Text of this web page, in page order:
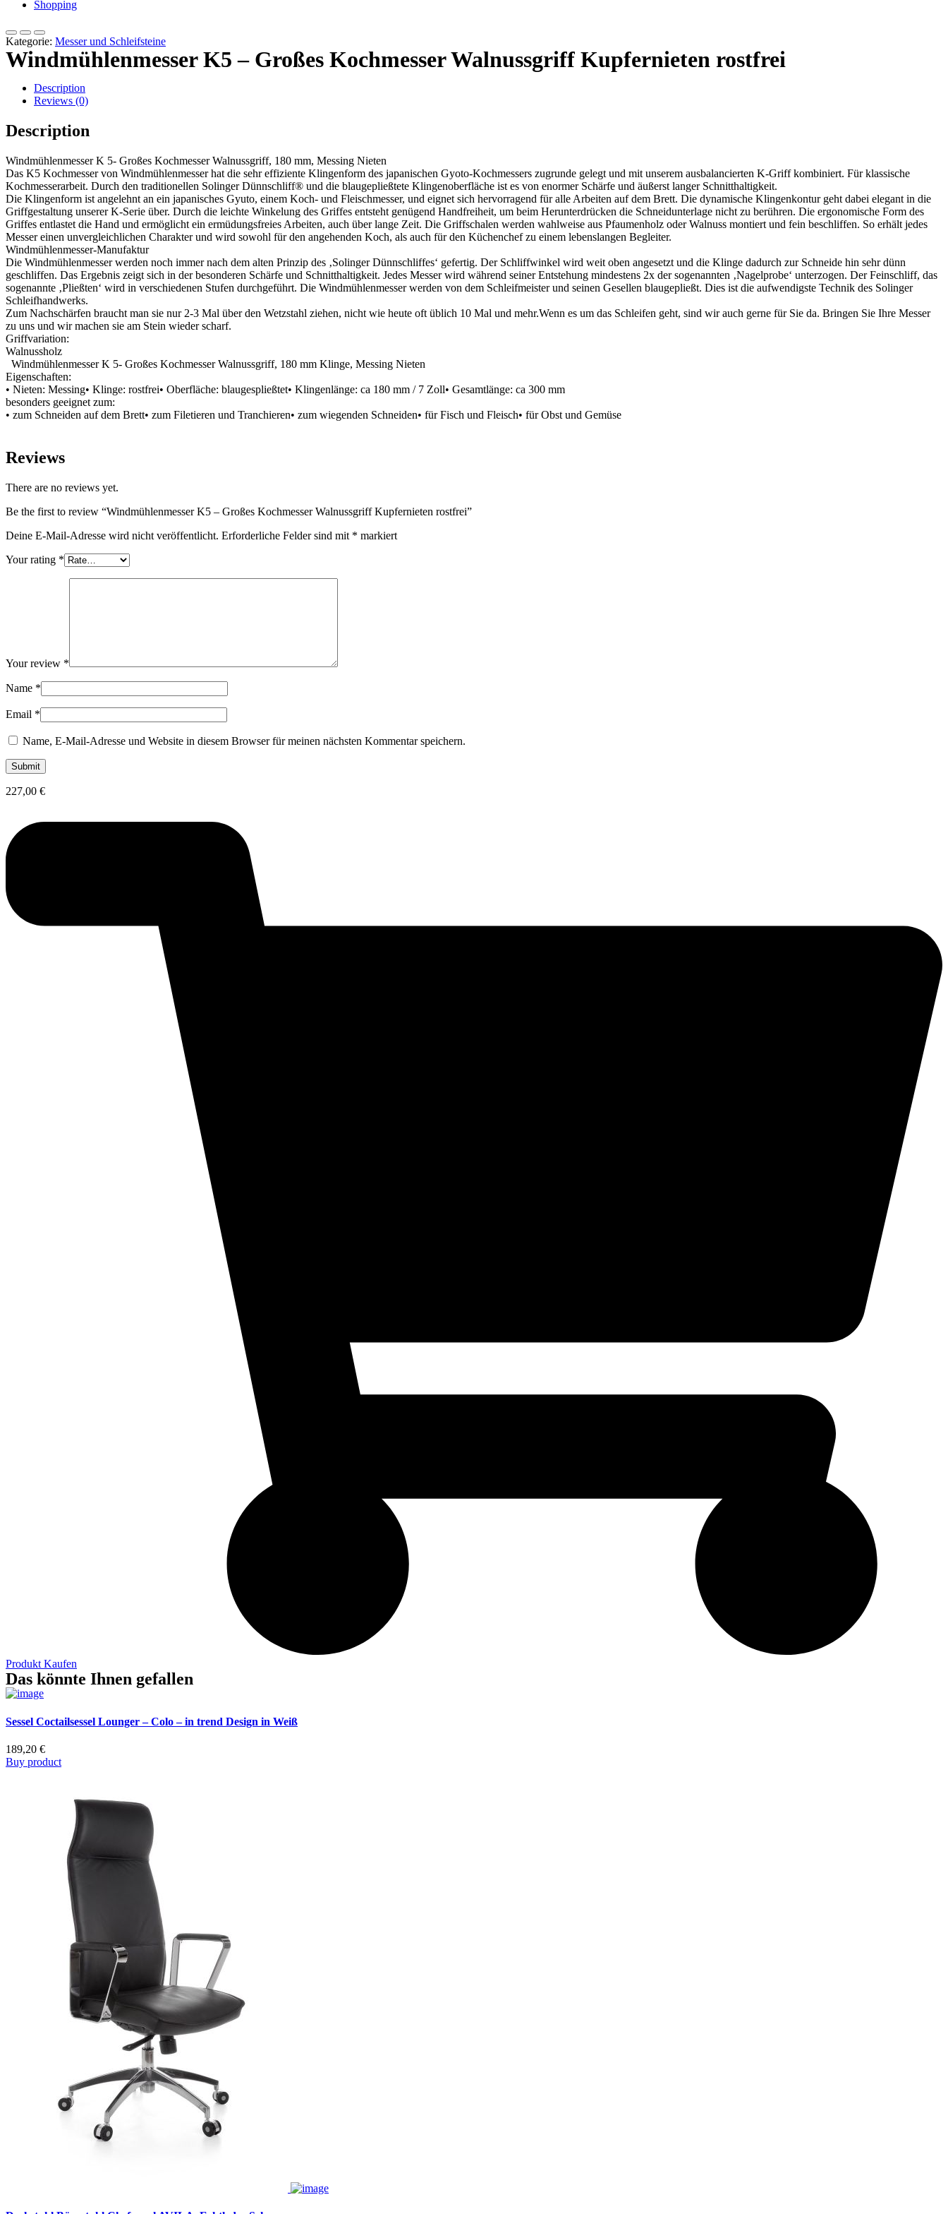
Shopping
Kategorie: Messer und Schleifsteine
Windmühlenmesser K5 – Großes Kochmesser Walnussgriff Kupfernieten rostfrei
Description
Reviews (0)
Description
Windmühlenmesser K 5- Großes Kochmesser Walnussgriff, 180 mm, Messing Nieten
Das K5 Kochmesser von Windmühlenmesser hat die sehr effiziente Klingenform des japanischen Gyoto-Kochmessers zugrunde gelegt und mit unserem ausbalancierten K-Griff kombiniert. Für klassische
Kochmesserarbeit. Durch den traditionellen Solinger Dünnschliff® und die blaugepließtete Klingenoberfläche ist es von enormer Schärfe und äußerst langer Schnitthaltigkeit.
Die Klingenform ist angelehnt an ein japanisches Gyuto, einem Koch- und Fleischmesser, und eignet sich hervorragend für alle Arbeiten auf dem Brett. Die dynamische Klingenkontur geht dabei elegant in die
Griffgestaltung unserer K-Serie über. Durch die leichte Winkelung des Griffes entsteht genügend Handfreiheit, um beim Herunterdrücken die Schneidunterlage nicht zu berühren. Die ergonomische Form des
Griffes entlastet die Hand und ermöglicht ein ermüdungsfreies Arbeiten, auch über lange Zeit. Die Griffschalen werden wahlweise aus Pfaumenholz oder Walnuss montiert und fein beschliffen. So erhält jedes
Messer einen unvergleichlichen Charakter und wird sowohl für den angehenden Koch, als auch für den Küchenchef zu einem lebenslangen Begleiter.
Windmühlenmesser-Manufaktur
Die Windmühlenmesser werden noch immer nach dem alten Prinzip des ‚Solinger Dünnschliffes‘ gefertig. Der Schliffwinkel wird weit oben angesetzt und die Klinge dadurch zur Schneide hin sehr dünn
geschliffen. Das Ergebnis zeigt sich in der besonderen Schärfe und Schnitthaltigkeit. Jedes Messer wird während seiner Entstehung mindestens 2x der sogenannten ‚Nagelprobe‘ unterzogen. Der Feinschliff, das
sogenannte ‚Pließten‘ wird in verschiedenen Stufen durchgeführt. Die Windmühlenmesser werden von dem Schleifmeister und seinen Gesellen blaugepließt. Dies ist die aufwendigste Technik des Solinger
Schleifhandwerks.
Zum Nachschärfen braucht man sie nur 2-3 Mal über den Wetzstahl ziehen, nicht wie heute oft üblich 10 Mal und mehr.Wenn es um das Schleifen geht, sind wir auch gerne für Sie da. Bringen Sie Ihre Messer
zu uns und wir machen sie am Stein wieder scharf.
Griffvariation:
Walnussholz
Windmühlenmesser K 5- Großes Kochmesser Walnussgriff, 180 mm Klinge, Messing Nieten
Eigenschaften:
• Nieten: Messing• Klinge: rostfrei• Oberfläche: blaugespließtet• Klingenlänge: ca 180 mm / 7 Zoll• Gesamtlänge: ca 300 mm
besonders geeignet zum:
• zum Schneiden auf dem Brett• zum Filetieren und Tranchieren• zum wiegenden Schneiden• für Fisch und Fleisch• für Obst und Gemüse
Reviews
There are no reviews yet.
Be the first to review “Windmühlenmesser K5 – Großes Kochmesser Walnussgriff Kupfernieten rostfrei”
Deine E-Mail-Adresse wird nicht veröffentlicht. Erforderliche Felder sind mit * markiert
Your rating *
Your review *
Name *
Email *
Name, E-Mail-Adresse und Website in diesem Browser für meinen nächsten Kommentar speichern.
227,00 €
Produkt Kaufen
Das könnte Ihnen gefallen
Sessel Coctailsessel Lounger – Colo – in trend Design in Weiß
189,20 €
Buy product